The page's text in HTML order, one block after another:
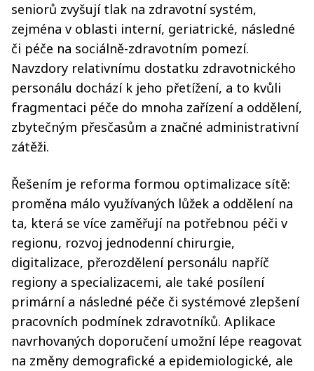
seniorů zvyšují tlak na zdravotní systém,
zejména v oblasti interní, geriatrické, následné
či péče na sociálně-zdravotním pomezí.
Navzdory relativnímu dostatku zdravotnického
personálu dochází k jeho přetížení, a to kvůli
fragmentaci péče do mnoha zařízení a oddělení,
zbytečným přesčasům a značné administrativní
zátěži.
Řešením je reforma formou optimalizace sítě:
proměna málo využívaných lůžek a oddělení na
ta, která se více zaměřují na potřebnou péči v
regionu, rozvoj jednodenní chirurgie,
digitalizace, přerozdělení personálu napříč
regiony a specializacemi, ale také posílení
primární a následné péče či systémové zlepšení
pracovních podmínek zdravotníků. Aplikace
navrhovaných doporučení umožní lépe reagovat
na změny demografické a epidemiologické, ale